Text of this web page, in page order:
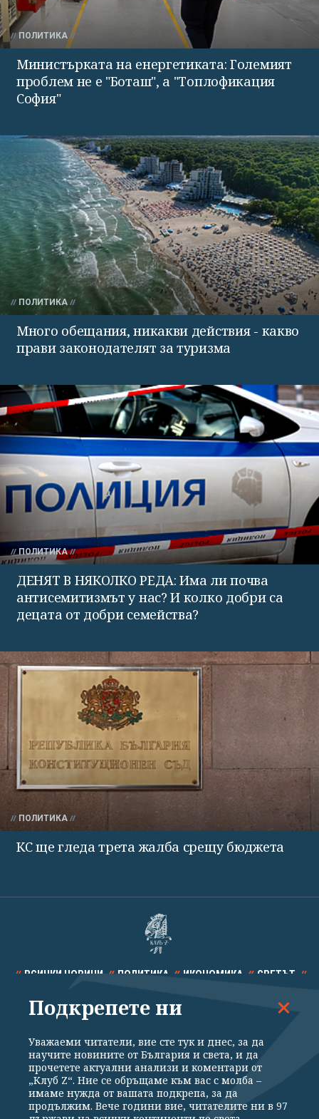
ПОЛИТИКА
Министърката на енергетиката: Големият
проблем не е "Боташ", а "Топлофикация
София"
ПОЛИТИКА
Много обещания, никакви действия - какво
прави законодателят за туризма
ПОЛИТИКА
ДЕНЯТ В НЯКОЛКО РЕДА: Има ли почва
антисемитизмът у нас? И колко добри са
децата от добри семейства?
ПОЛИТИКА
КС ще гледа трета жалба срещу бюджета
ВСИЧКИ НОВИНИ ПОЛИТИКА ИКОНОМИКА СВЕТЪТ
СПОРТ КУЛТУРА ТЕХНОЛОГИИ КАЛЕЙДОСКОП
Подкрепете ни
Уважаеми читатели, вие сте тук и днес, за да
научите новините от България и света, и да
прочетете актуални анализи и коментари от
„Клуб Z“. Ние се обръщаме към вас с молба –
имаме нужда от вашата подкрепа, за да
продължим. Вече години вие, читателите ни в 97